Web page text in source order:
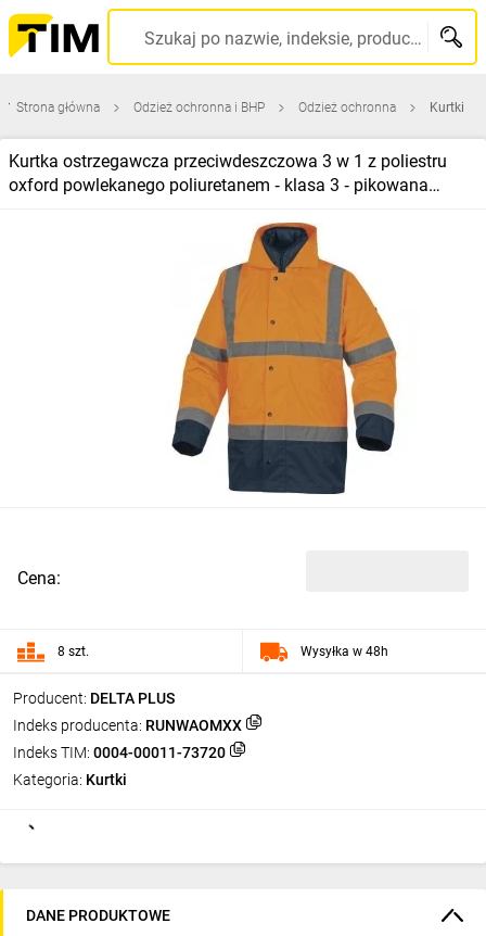
Szukaj po nazwie, indeksie, producencie, kodzie kreskowym...
Strona główna Odzież ochronna i BHP Odzież ochronna Kurtki
Kurtka ostrzegawcza przeciwdeszczowa 3 w 1 z poliestru
oxford powlekanego poliuretanem ‑ klasa 3 ‑ pikowana
Producent: DELTA PLUS
Indeks producenta: RUNWAOMXX
Indeks TIM: 0004-00011-73720
Kategoria: Kurtki
Cena:
8 szt. Wysyłka w 48h
DANE PRODUKTOWE